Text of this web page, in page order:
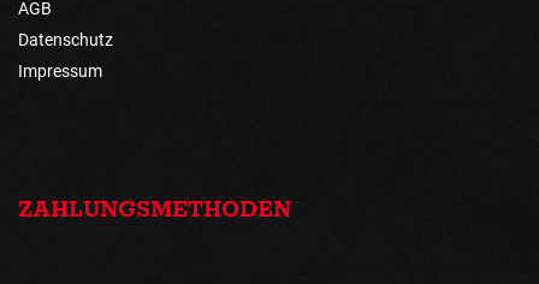
AGB
Datenschutz
Impressum
ZAHLUNGSMETHODEN